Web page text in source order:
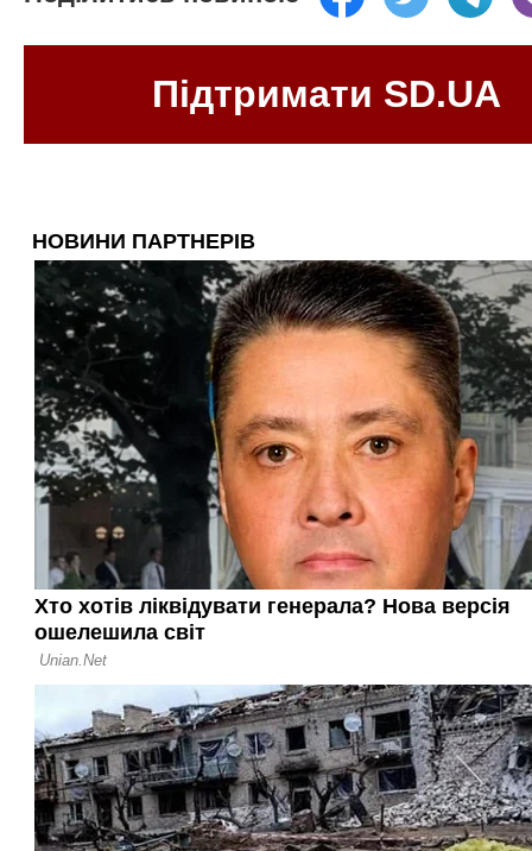
Підтримати SD.UA